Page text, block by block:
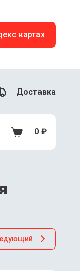
картах
Доставка
0 ₽